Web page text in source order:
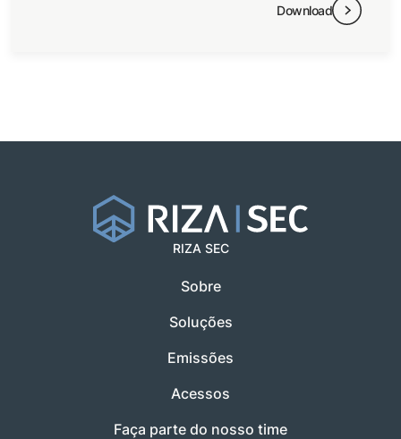
Download
RIZA SEC
Sobre
Soluções
Emissões
Acessos
Faça parte do nosso time